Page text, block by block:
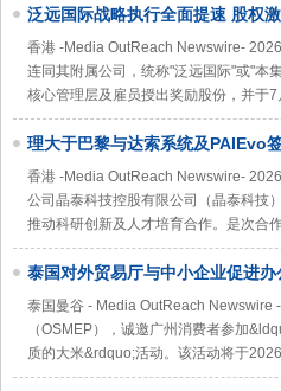
泛远国际战略执行全面提速 股权
香港 -Media OutReach Newswire-
连同其附属公司，统称"泛远国际"或"本
核心管理层及雇员授出奖励股份，并于
理大于巴黎与达索系统及PAIEvo
香港 -Media OutReach Newswire-
公司晶泰科技控股有限公司（晶泰科技
推动科研创新及人才培育合作。是次合
泰国对外贸易厅与中小企业促进
国大米
泰国曼谷 - Media OutReach Newswire
（OSMEP），诚邀广州消费者参加
质的大米&rdquo;活动。该活动将于